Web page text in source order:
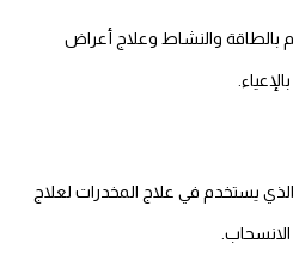
بالطاقة والنشاط وعلاج أعراض
يستخدم في علاج المخدرات لعلاج